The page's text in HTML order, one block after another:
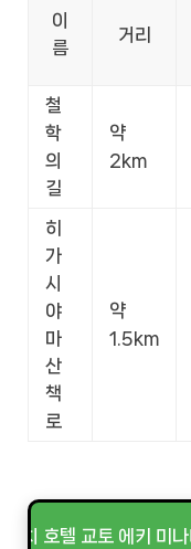
이
름
거리
철
학
의
길
약
2km
히
가
시
야
마
산
책
로
약
1.5km
리치 호텔 교토 에키 미